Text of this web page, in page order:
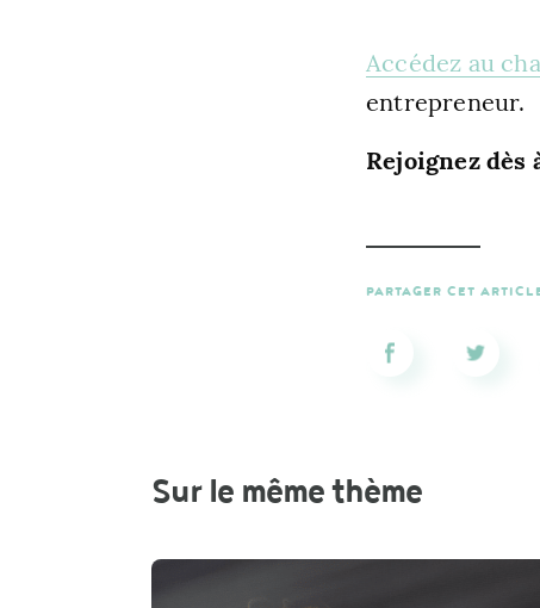
Accédez au
entrepreneur.
Rejoignez
PARTAGER CET
Sur le même thème